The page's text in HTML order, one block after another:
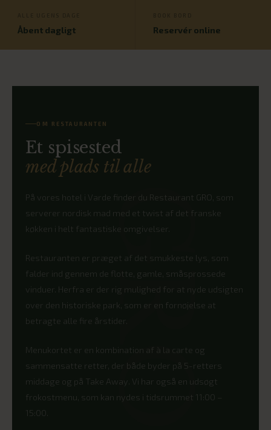
Åbent dagligt Reservér online
OM RESTAURANTEN
Et spisested
med plads til alle
På vores hotel i Varde finder du Restaurant GRO, som
serverer nordisk mad med et twist af det franske
køkken i helt fantastiske omgivelser.
Restauranten er præget af det smukkeste lys, som
falder ind gennem de flotte, gamle, småsprossede
vinduer. Herfra er der rig mulighed for at nyde udsigten
over den historiske park, som er en fornøjelse at
betragte alle fire årstider.
Menukortet er en kombination af à la carte og
sammensatte retter, der både byder på 5-retters
middage og på Take Away. Vi har også en udsøgt
frokostmenu, som kan nydes i tidsrummet 11:00 –
15:00.